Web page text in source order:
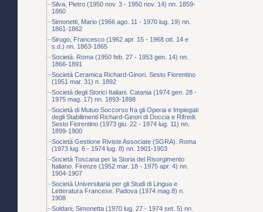
Silva, Pietro (1950 nov. 3 - 1950 nov. 14) nn. 1859-
1860
Simonetti, Mario (1966 ago. 11 - 1970 lug. 19) nn.
1861-1862
Sirugo, Francesco (1962 apr. 15 - 1968 ott. 14 e
s.d.) nn. 1863-1865
Società. Roma (1950 feb. 27 - 1953 gen. 14) nn.
1866-1891
Società Ceramica Richard-Ginori. Sesto Fiorentino
(1951 mar. 31) n. 1892
Società degli Storici Italiani. Catania (1974 gen. 28 -
1975 mag. 17) nn. 1893-1898
Società di Mutuo Soccorso fra gli Operai e Impiegati
degli Stabilimenti Richard-Ginori di Doccia e Rifredi.
Sesto Fiorentino (1973 giu. 22 - 1974 lug. 11) nn.
1899-1900
Società Gestione Riviste Associate (SGRA). Roma
(1973 lug. 6 - 1974 lug. 8) nn. 1901-1903
Società Toscana per la Storia del Risorgimento
Italiano. Firenze (1952 mar. 18 - 1975 apr. 4) nn.
1904-1907
Società Universitaria per gli Studi di Lingua e
Letteratura Francese. Padova (1974 mag.8) n.
1908
Soldani, Simonetta (1970 lug. 27 - 1974 set. 5) nn.